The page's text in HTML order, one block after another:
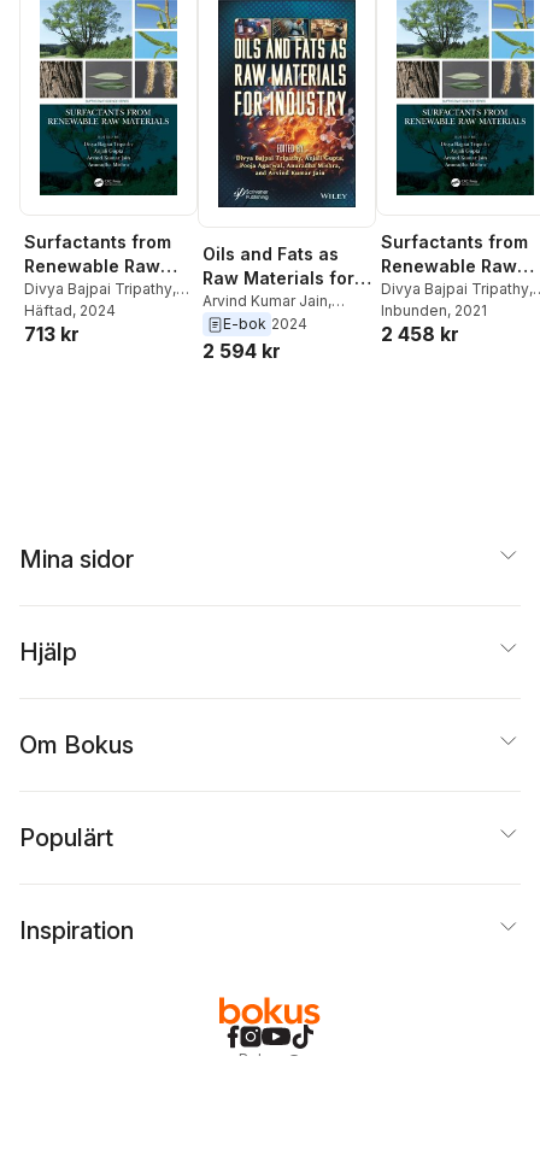
Surfactants from
Renewable Raw
Materials
Divya Bajpai Tripathy,
Anjali Gupta,
Kumar Jain
Häftad, 2024
713 kr
Oils and Fats as
Raw Materials for
Industry
Arvind Kumar Jain,
Anuradha Mishra
Agarwal ,Anjali Gupta
E-bok 2024
2 594 kr
Surfactants from
Renewable Raw
Materials
Divya Bajpai Tripathy,
Anjali Gupta,Arvind
Kumar Jain
Inbunden, 2021
2 458 kr
Mina sidor
Hjälp
Om Bokus
Populärt
Inspiration
Bokus
@